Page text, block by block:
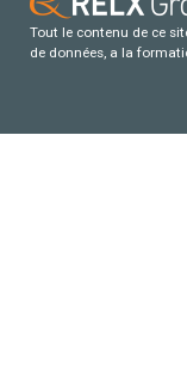
Tout le contenu de ce
de données, a la